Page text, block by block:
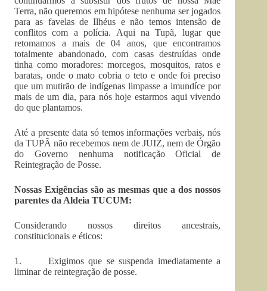
Terra, não queremos em hipótese nenhuma ser jogados
para as favelas de Ilhéus e não temos intensão de
conflitos com a polícia. Aqui na Tupã, lugar que
retomamos a mais de 04 anos, que encontramos
totalmente abandonado, com casas destruídas onde
tinha como moradores: morcegos, mosquitos, ratos e
baratas, onde o mato cobria o teto e onde foi preciso
que um mutirão de indígenas limpasse a imundíce por
mais de um dia, para nós hoje estarmos aqui vivendo
do que plantamos.
Até a presente data só temos informações verbais, nós
da TUPÃ não recebemos nem de JUIZ, nem de Órgão
do Governo nenhuma notificação Oficial de
Reintegração de Posse.
Nossas Exigências são as mesmas que a dos nossos
parentes da Aldeia TUCUM:
Considerando nossos direitos ancestrais,
constitucionais e éticos:
1. Exigimos que se suspenda imediatamente a
liminar de reintegração de posse.